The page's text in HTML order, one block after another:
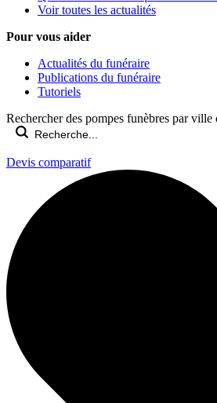
Voir toutes les actualités
Pour vous aider
Actualités du funéraire
Publications du funéraire
Tutoriels
Rechercher des pompes funèbres par ville
Devis comparatif